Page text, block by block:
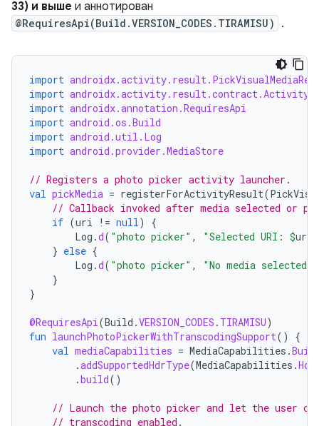
33) и выше и аннотирован
@RequiresApi(Build.VERSION_CODES.TIRAMISU) .
import
import
import androidx.annotation.RequiresApi
import android.os.Build
import android.util.Log
import android.provider.MediaStore
// Registers a photo picker activity launcher.
val pickMedia = registerForActivityResult(
// Callback invoked after media selected or
if (uri != null)
{
Log .d( "photo picker" , "Selected URI: $uri
} else {
Log .d( "photo picker" , "No media selected"
}
}
@RequiresApi(Build .VERSION_CODES . TIRAMISU)
fun launchPhotoPickerWithTranscodingSupport()
{
val mediaCapabilities = MediaCapabilities .
.addSupportedHdrType(MediaCapabilities .
.build()
// Launch the photo picker and let the user
// transcoding enabled.